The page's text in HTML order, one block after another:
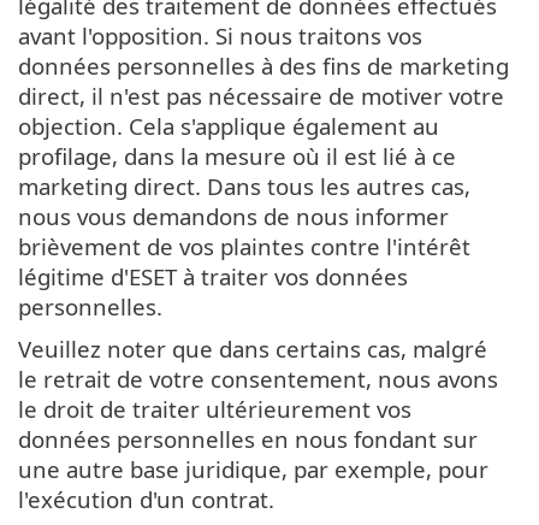
avant l'opposition. Si nous traitons vos
données personnelles à des fins de marketing
direct, il n'est pas nécessaire de motiver votre
objection. Cela s'applique également au
profilage, dans la mesure où il est lié à ce
marketing direct. Dans tous les autres cas,
nous vous demandons de nous informer
brièvement de vos plaintes contre l'intérêt
légitime d'ESET à traiter vos données
personnelles.
Veuillez noter que dans certains cas, malgré
le retrait de votre consentement, nous avons
le droit de traiter ultérieurement vos
données personnelles en nous fondant sur
une autre base juridique, par exemple, pour
l'exécution d'un contrat.